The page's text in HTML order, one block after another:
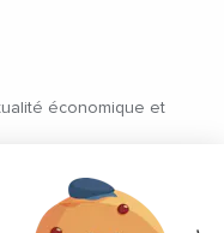
économique et